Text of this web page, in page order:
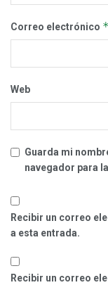
Correo electrónico *
Web
Guarda mi
navegador para
Recibir un correo
a esta entrada.
Recibir un correo